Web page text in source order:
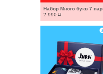
Набор Много букв 7 пар
2 990 Р